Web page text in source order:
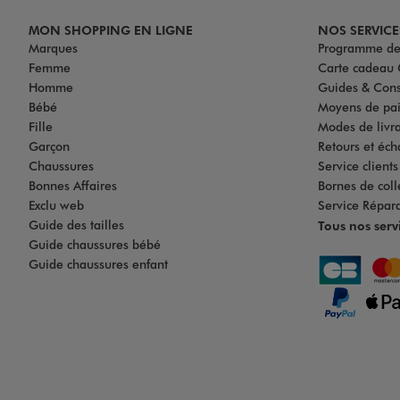
MON SHOPPING EN LIGNE
Marques
Femme
Homme
Bébé
Fille
Garçon
Chaussures
Bonnes Affaires
Exclu web
Guide des tailles
Guide chaussures bébé
Guide chaussures enfant
NOS
Programme
Carte cadeau
Guides &
Moyens de
Modes de
Retours et
Service
Bornes de
Service
Tous nos